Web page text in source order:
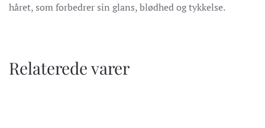
håret, som forbedrer sin glans, blødhed og tykkelse.
Relaterede varer